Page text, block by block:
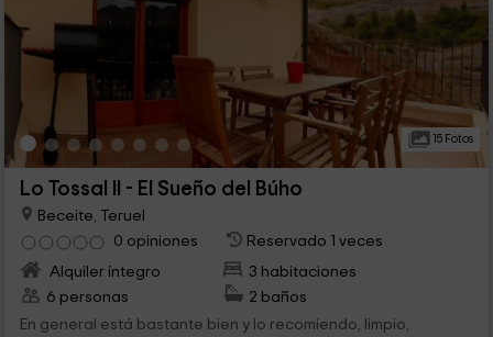
15 Fotos
Lo Tossal II - El Sueño del Búho
Beceite, Teruel
0 opiniones
Reservado 1 veces
Alquiler íntegro
3 habitaciones
6 personas
2 baños
En general está bastante bien y lo recomiendo, limpio,